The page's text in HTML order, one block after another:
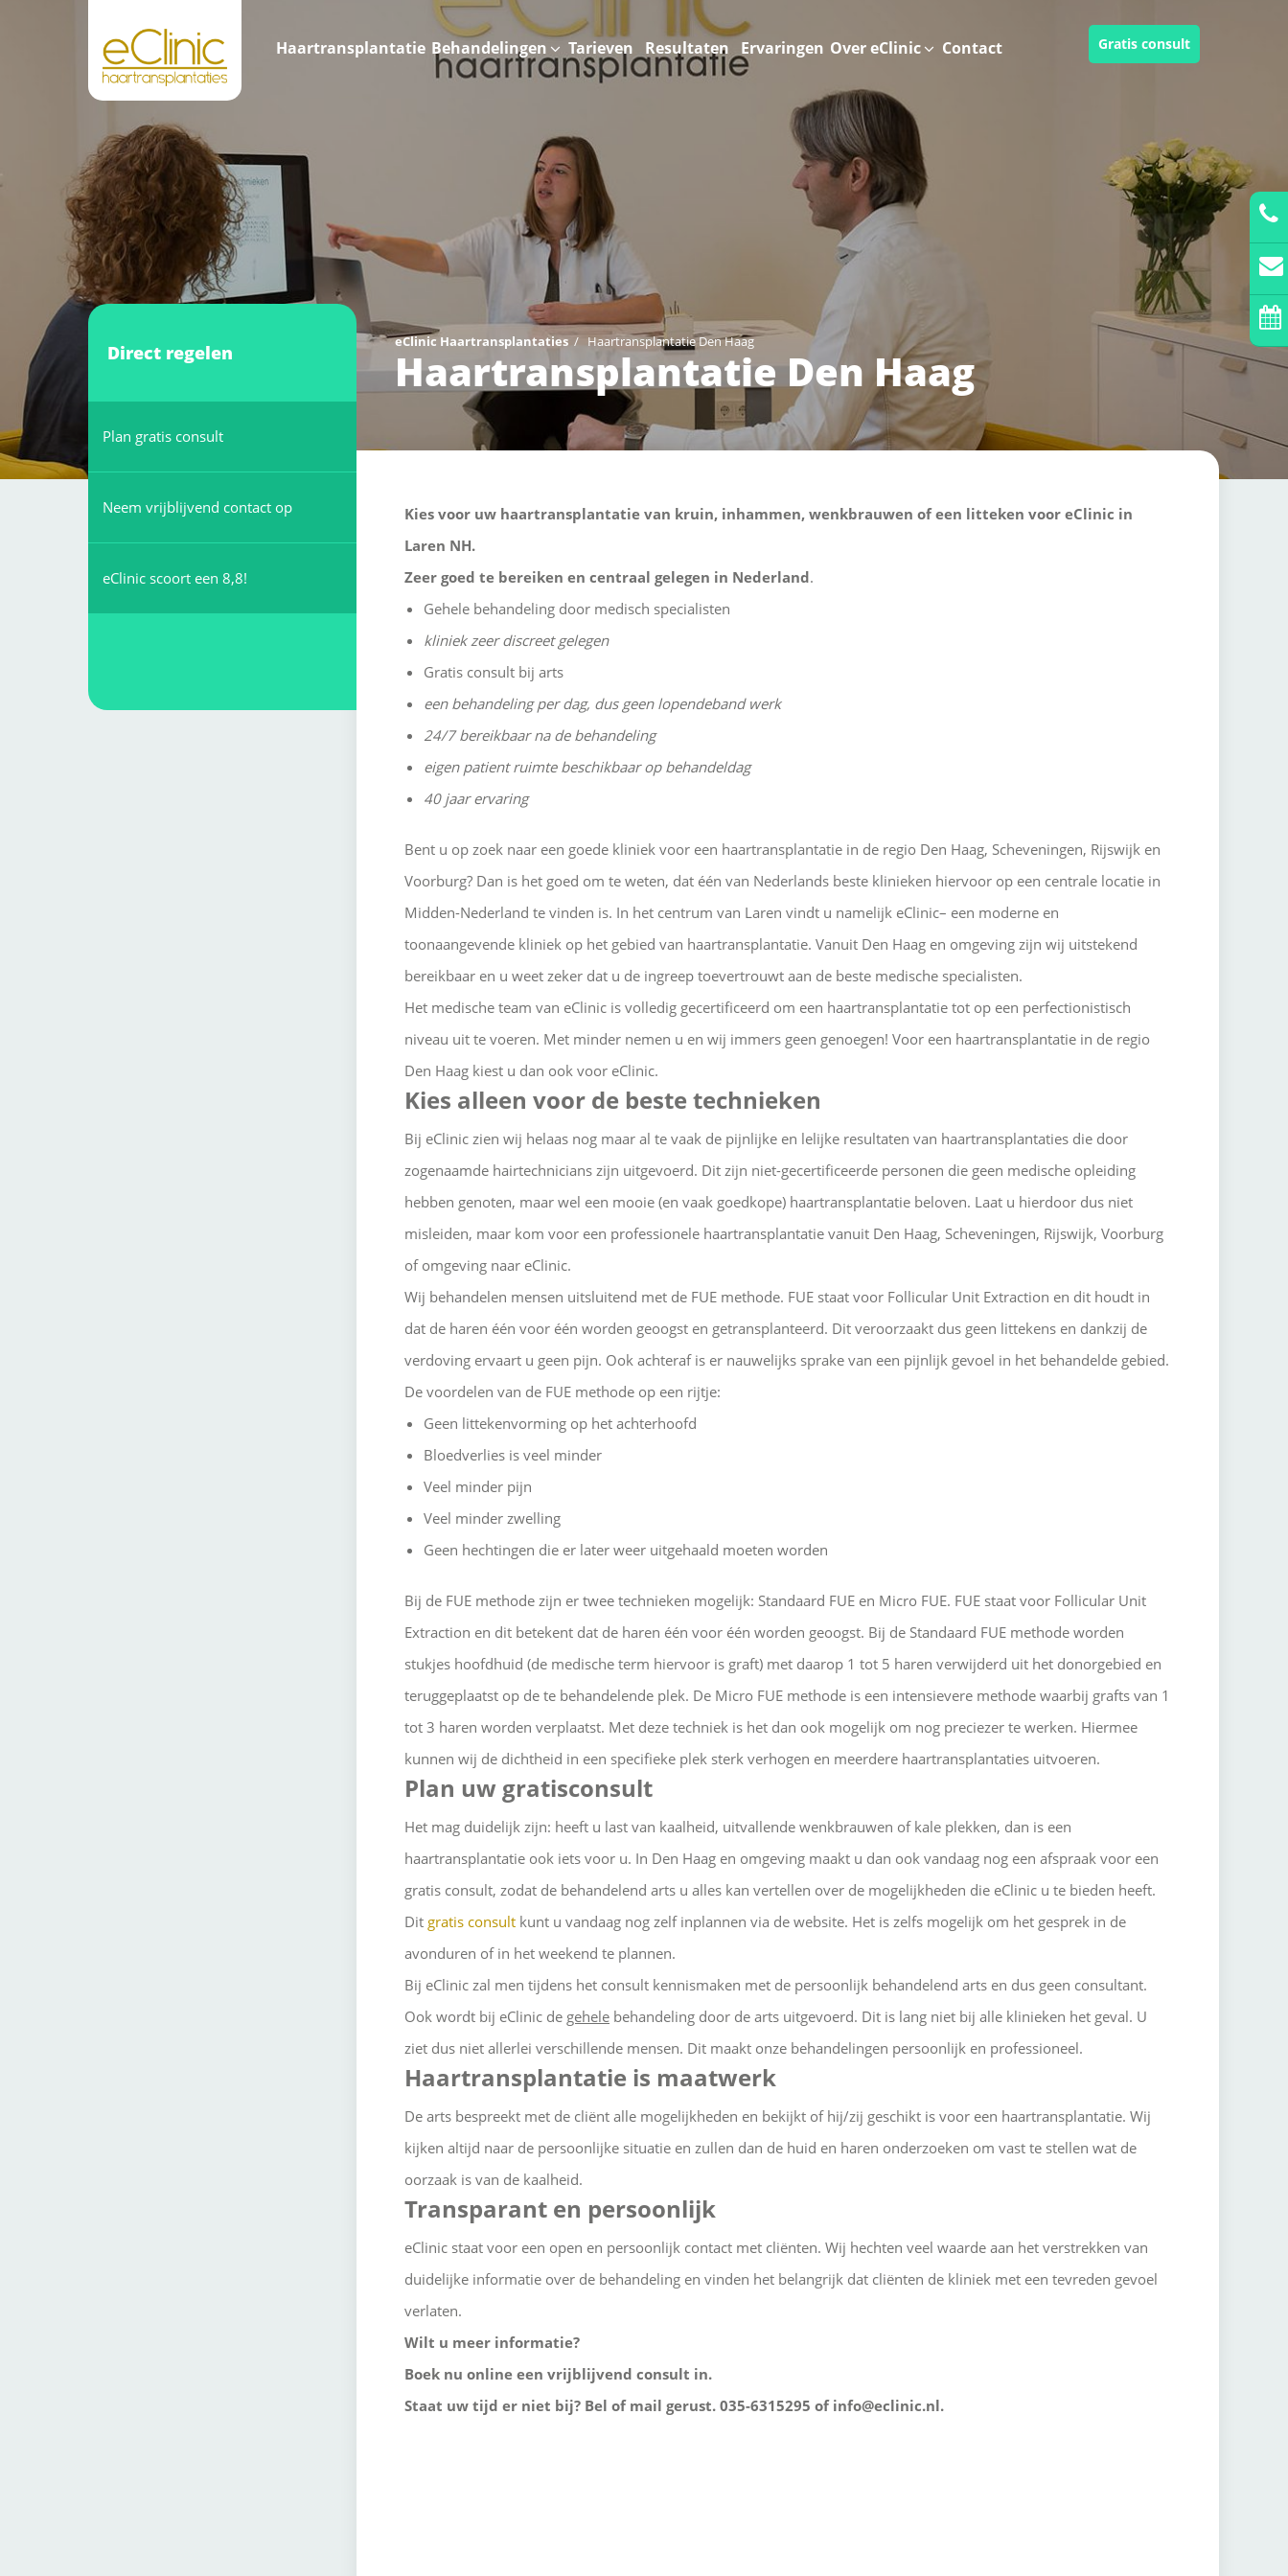
Haartransplantatie Behandelingen Tarieven Resultaten Ervaringen Over eClinic Contact Gratis consult
eClinic Haartransplantaties/ Haartransplantatie Den Haag
Haartransplantatie Den Haag
Direct regelen
Plan gratis consult
Neem vrijblijvend contact op
eClinic scoort een 8,8!
Kies voor uw haartransplantatie van kruin, inhammen, wenkbrauwen of een litteken voor eClinic in
Laren NH.
Zeer goed te bereiken en centraal gelegen in Nederland.
Gehele behandeling door medisch specialisten
kliniek zeer discreet gelegen
Gratis consult bij arts
een behandeling per dag, dus geen lopendeband werk
24/7 bereikbaar na de behandeling
eigen patient ruimte beschikbaar op behandeldag
40 jaar ervaring
Bent u op zoek naar een goede kliniek voor een haartransplantatie in de regio Den Haag, Scheveningen, Rijswijk en
Voorburg? Dan is het goed om te weten, dat één van Nederlands beste klinieken hiervoor op een centrale locatie in
Midden-Nederland te vinden is. In het centrum van Laren vindt u namelijk eClinic– een moderne en
toonaangevende kliniek op het gebied van haartransplantatie. Vanuit Den Haag en omgeving zijn wij uitstekend
bereikbaar en u weet zeker dat u de ingreep toevertrouwt aan de beste medische specialisten.
Het medische team van eClinic is volledig gecertificeerd om een haartransplantatie tot op een perfectionistisch
niveau uit te voeren. Met minder nemen u en wij immers geen genoegen! Voor een haartransplantatie in de regio
Den Haag kiest u dan ook voor eClinic.
Kies alleen voor de beste technieken
Bij eClinic zien wij helaas nog maar al te vaak de pijnlijke en lelijke resultaten van haartransplantaties die door
zogenaamde hairtechnicians zijn uitgevoerd. Dit zijn niet-gecertificeerde personen die geen medische opleiding
hebben genoten, maar wel een mooie (en vaak goedkope) haartransplantatie beloven. Laat u hierdoor dus niet
misleiden, maar kom voor een professionele haartransplantatie vanuit Den Haag, Scheveningen, Rijswijk, Voorburg
of omgeving naar eClinic.
Wij behandelen mensen uitsluitend met de FUE methode. FUE staat voor Follicular Unit Extraction en dit houdt in
dat de haren één voor één worden geoogst en getransplanteerd. Dit veroorzaakt dus geen littekens en dankzij de
verdoving ervaart u geen pijn. Ook achteraf is er nauwelijks sprake van een pijnlijk gevoel in het behandelde gebied.
De voordelen van de FUE methode op een rijtje:
Geen littekenvorming op het achterhoofd
Bloedverlies is veel minder
Veel minder pijn
Veel minder zwelling
Geen hechtingen die er later weer uitgehaald moeten worden
Bij de FUE methode zijn er twee technieken mogelijk: Standaard FUE en Micro FUE. FUE staat voor Follicular Unit
Extraction en dit betekent dat de haren één voor één worden geoogst. Bij de Standaard FUE methode worden
stukjes hoofdhuid (de medische term hiervoor is graft) met daarop 1 tot 5 haren verwijderd uit het donorgebied en
teruggeplaatst op de te behandelende plek. De Micro FUE methode is een intensievere methode waarbij grafts van 1
tot 3 haren worden verplaatst. Met deze techniek is het dan ook mogelijk om nog preciezer te werken. Hiermee
kunnen wij de dichtheid in een specifieke plek sterk verhogen en meerdere haartransplantaties uitvoeren.
Plan uw gratisconsult
Het mag duidelijk zijn: heeft u last van kaalheid, uitvallende wenkbrauwen of kale plekken, dan is een
haartransplantatie ook iets voor u. In Den Haag en omgeving maakt u dan ook vandaag nog een afspraak voor een
gratis consult, zodat de behandelend arts u alles kan vertellen over de mogelijkheden die eClinic u te bieden heeft.
Dit gratis consult kunt u vandaag nog zelf inplannen via de website. Het is zelfs mogelijk om het gesprek in de
avonduren of in het weekend te plannen.
Bij eClinic zal men tijdens het consult kennismaken met de persoonlijk behandelend arts en dus geen consultant.
Ook wordt bij eClinic de gehele behandeling door de arts uitgevoerd. Dit is lang niet bij alle klinieken het geval. U
ziet dus niet allerlei verschillende mensen. Dit maakt onze behandelingen persoonlijk en professioneel.
Haartransplantatie is maatwerk
De arts bespreekt met de cliënt alle mogelijkheden en bekijkt of hij/zij geschikt is voor een haartransplantatie. Wij
kijken altijd naar de persoonlijke situatie en zullen dan de huid en haren onderzoeken om vast te stellen wat de
oorzaak is van de kaalheid.
Transparant en persoonlijk
eClinic staat voor een open en persoonlijk contact met cliënten. Wij hechten veel waarde aan het verstrekken van
duidelijke informatie over de behandeling en vinden het belangrijk dat cliënten de kliniek met een tevreden gevoel
verlaten.
Wilt u meer informatie?
Boek nu online een vrijblijvend consult in.
Staat uw tijd er niet bij? Bel of mail gerust. 035-6315295 of info@eclinic.nl.